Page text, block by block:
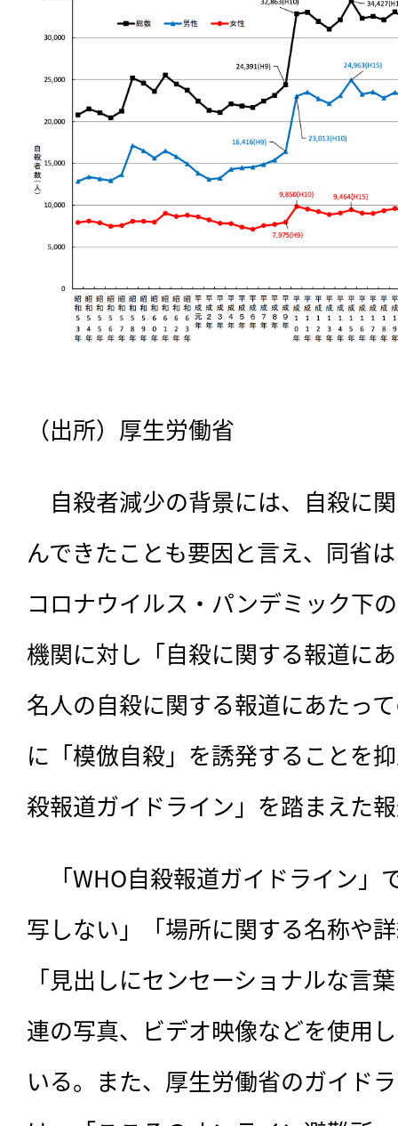
（出所）厚生労働省
自殺者減少の背景には、自殺に
んできたことも要因と言え、同省
コロナウイルス・パンデミック下
機関に対し「自殺に関する報道に
名人の自殺に関する報道にあたっ
に「模倣自殺」を誘発することを
殺報道ガイドライン」を踏まえた
「WHO自殺報道ガイドライン」
写しない」「場所に関する名称や
「見出しにセンセーショナルな言
連の写真、ビデオ映像などを使用
いる。また、厚生労働省のガイド